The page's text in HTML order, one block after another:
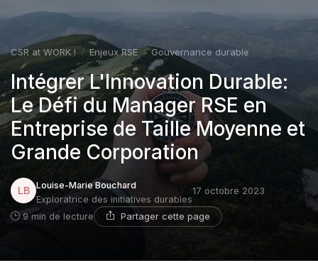
CSR at WORK ! Enjeux RSE Gouvernance durable
Intégrer L'Innovation Durable:
Le Défi du Manager RSE en
Entreprise de Taille Moyenne et
Grande Corporation
Louise-Marie Bouchard
Exploratrice des initiatives durables
17 octobre 2023
9 min de lecture Partager cette page